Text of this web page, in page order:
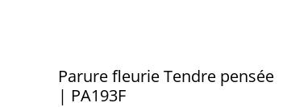
Parure fleurie Tendre pensée
| PA193F